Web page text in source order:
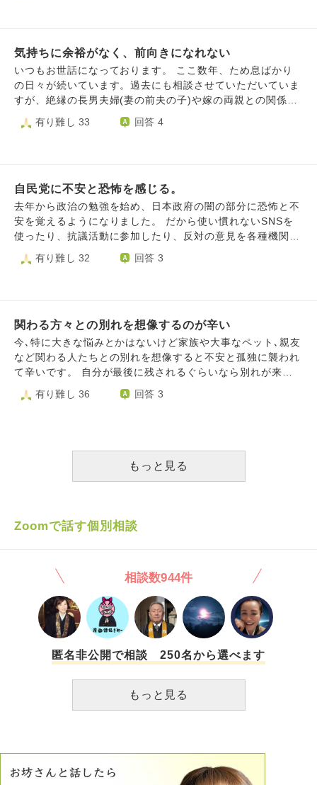
もっと頑張れるのか、甘えているのではないか、堕落した人
間ではないか、もう自分を責めてしまっておかしくなりそう
です。
気持ちに余裕がなく、前向きになれない
いつもお世話になっております。 ここ数年、ため息ばかり
の日々が続いています。過去にも相談させていただいていま
すが、絶縁の長男夫婦(妻の前夫の子)や嫁の両親との関係悪
化で、義父母との関係もギクシャクしています。今年に入
り、関わるのが億劫になっています。 三男(実子)の高校野球
日、お金の心配ばかりです。 仕事もケアマネジャーをして
いますが、子育てとの両立のため市の会計年度職員として時
短で働いてます。ケアマネの仕事も毎日訪問して、利用者や
家族の話を聞いて、何が最善の方法なのか考えては頭が働か
ばかりで投げ出したくなり、死んでしまえば楽なのかな、と
人と関わるのも億劫です。
有り難し 33 回答 4
自民党に不安と恐怖を感じる。
去年から政治の勉強を始め、日本政府の闇の部分に恐怖と不
安を覚えるようになりました。 だから使い慣れないSNSを
使ったり、抗議活動に参加したり、反対の意見を各種機関の
ご意見ボックスに送ったりしていました。 しかし、選挙で
自民党は圧勝してしまいましたし、私達の意見や反対活動を
自民党の企みと日本の破壊はものすごいスピードで進んでい
ます。 選挙後から本当に精神的に辛いです…。 仕事にも集
中できず、大怪我もしてしまいました。今の私の現状は一時
的にでも政治と距離を置くべきだと思います。 ですが「情
よりは良いかも」「一度離れたらもう頑張れないかもしれな
んでこの恐怖と不安から逃れたい」と思っています。 この
ようなどうする事も出来ない状況で心が折れないように心の
事をご理解下さい。複数の信頼できる情報源から情報を得た
り、証拠もあっての恐怖と不安です…
有り難し 32 回答 3
関わる方々との別れを想像するのが辛い
今､特に大きな悩みとかはないけど家族や大事なペット､親友
など関わる人たちとの別れを想像すると不安と孤独に襲われ
て辛いです。 自分が最後に残されるぐらいなら別れが来る
前に自分から死んでしまおうかな…って漠然と考えてしまい
ます。 悩み相談というよりも､この気持ちを吐き出したくて
有り難し 36 回答 3
もっと見る
Zoomで話す個別相談
相談数944件
匿名非公開で相談 250名から選べます
もっと見る